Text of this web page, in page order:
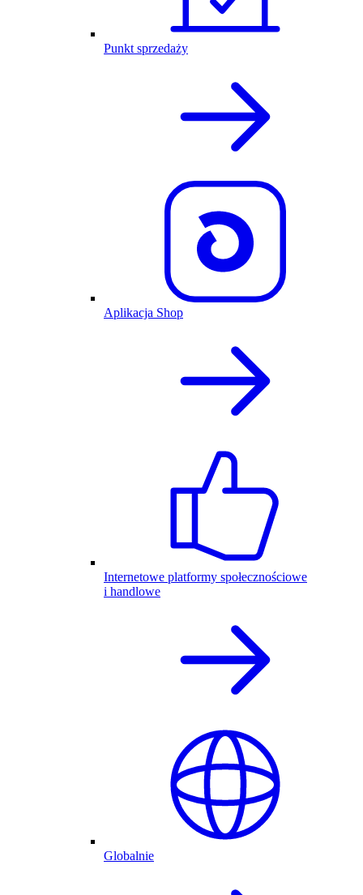
Punkt sprzedaży
Aplikacja Shop
Internetowe platformy społecznościowe
i handlowe
Globalnie